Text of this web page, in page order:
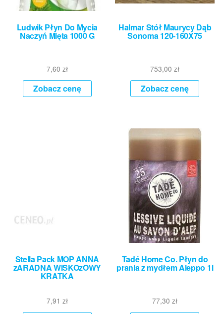
Ludwik Płyn Do Mycia
Naczyń Mięta 1000 G
7,60 zł
Zobacz cenę
Halmar Stół Maurycy Dąb
Sonoma 120-160X75
753,00zł
Zobacz cenę
Stella Pack MOP ANNA
zARADNA WISKOzOWY
KRATKA
7,91 zł
Tadé Home Co. Płyn do
prania z mydłem Aleppo 1l
77,30zł